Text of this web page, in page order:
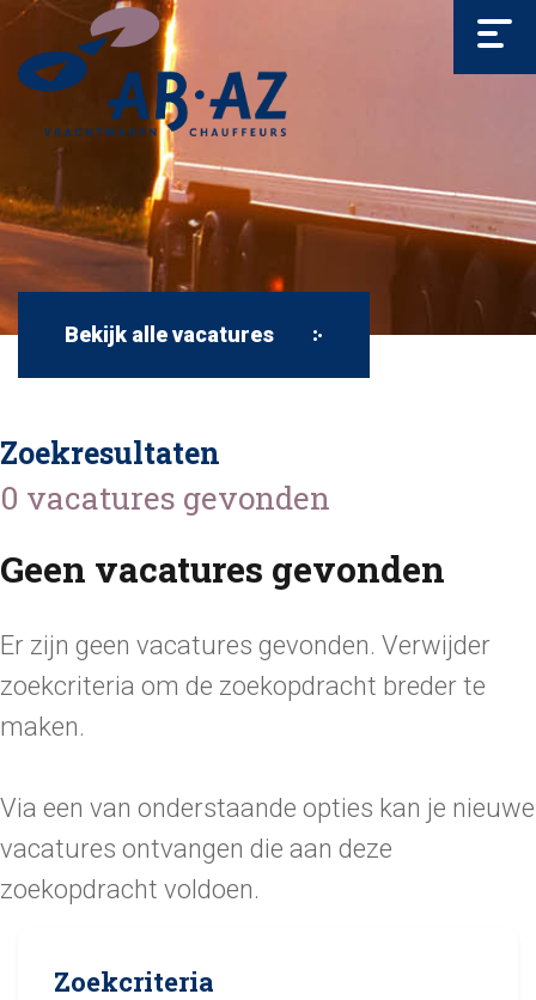
Bekijk alle vacatures
Zoekcriteria
Zoekresultaten
0 vacatures gevonden
Geen vacatures gevonden
Er zijn geen vacatures gevonden. Verwijder
zoekcriteria om de zoekopdracht breder te
maken.
Via een van onderstaande opties kan je nieuwe
vacatures ontvangen die aan deze
zoekopdracht voldoen.